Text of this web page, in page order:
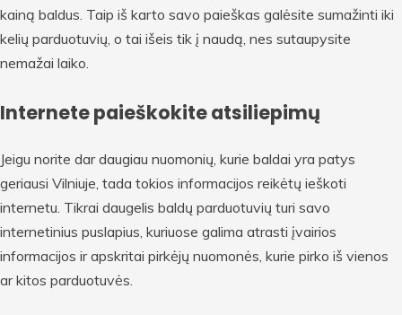
kainą baldus. Taip iš karto savo paieškas galėsite sumažinti iki
kelių parduotuvių, o tai išeis tik į naudą, nes sutaupysite
nemažai laiko.
Internete paieškokite atsiliepimų
Jeigu norite dar daugiau nuomonių, kurie baldai yra patys
geriausi Vilniuje, tada tokios informacijos reikėtų ieškoti
internetu. Tikrai daugelis baldų parduotuvių turi savo
internetinius puslapius, kuriuose galima atrasti įvairios
informacijos ir apskritai pirkėjų nuomonės, kurie pirko iš vienos
ar kitos parduotuvės.